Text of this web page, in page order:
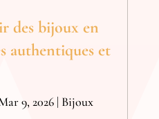
des bijoux en
authentiques et
9, 2026| Bijoux